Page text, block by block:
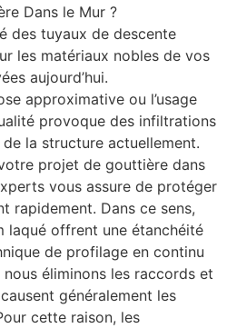
Dans le Mur ?
des tuyaux de descente
les matériaux nobles de vos
aujourd’hui.
approximative ou l’usage
provoque des infiltrations
la structure actuellement.
projet de gouttière dans
vous assure de protéger
rapidement. Dans ce sens,
laqué offrent une étanchéité
de profilage en continu
éliminons les raccords et
généralement les
cette raison, les